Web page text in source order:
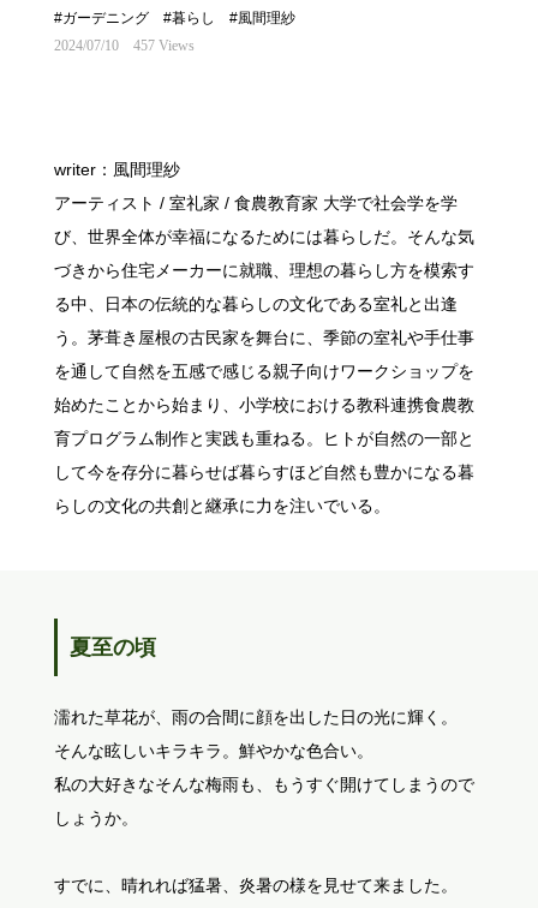
#ガーデニング #暮らし
#風間理紗
2024/07/10
457 Views
writer：風間理紗
アーティスト / 室礼家 / 食農教育家 大学で社会学を学
び、世界全体が幸福になるためには暮らしだ。そんな気
づきから住宅メーカーに就職、理想の暮らし方を模索す
る中、日本の伝統的な暮らしの文化である室礼と出逢
う。茅葺き屋根の古民家を舞台に、季節の室礼や手仕事
を通して自然を五感で感じる親子向けワークショップを
始めたことから始まり、小学校における教科連携食農教
育プログラム制作と実践も重ねる。ヒトが自然の一部と
して今を存分に暮らせば暮らすほど自然も豊かになる暮
らしの文化の共創と継承に力を注いでいる。
夏至の頃
濡れた草花が、雨の合間に顔を出した日の光に輝く。
そんな眩しいキラキラ。鮮やかな色合い。
私の大好きなそんな梅雨も、もうすぐ開けてしまうので
しょうか。
すでに、晴れれば猛暑、炎暑の様を見せて来ました。